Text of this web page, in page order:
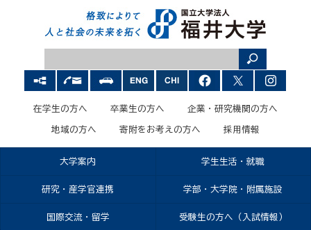
在学生の方へ 卒業生の方へ 企業・研究機関の方へ
地域の方へ 寄附をお考えの方へ 採用情報
大学案内 学生生活・就職
研究・産学官連携 学部・大学院・附属施設
国際交流・留学 受験生の方へ（入試情報）